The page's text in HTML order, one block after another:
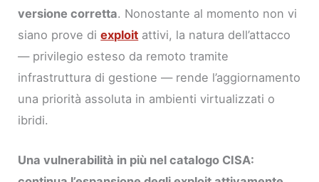
versione corretta. Nonostante al momento non vi
siano prove diexploit attivi, la natura dell’attacco
— privilegio esteso da remoto tramite
infrastruttura di gestione — rende l’aggiornamento
una priorità assoluta in ambienti virtualizzati o
ibridi.
Una vulnerabilità in più nel catalogo CISA: